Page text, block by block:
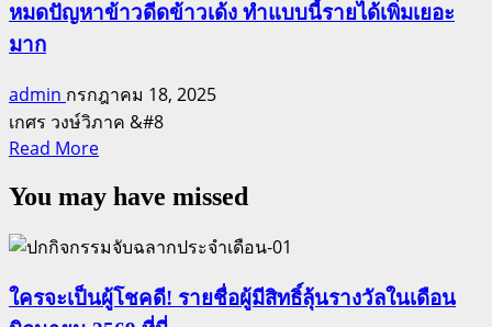
หมดปัญหาข้าวดีดข้าวเด้ง ทำแบบนี้รายได้เพิ่มเยอะ
มาก
admin กรกฎาคม 18, 2025
เกศร วงษ์วิภาค &#8
Read MoreRead
about
ปัญหา
ดีด
You may have missed
ใครจะเป็นผู้โชคดี! รายชื่อผู้มีสิทธิ์ลุ้นรางวัลในเดือน